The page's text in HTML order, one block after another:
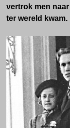
vertrok men
ter wereld kwam.